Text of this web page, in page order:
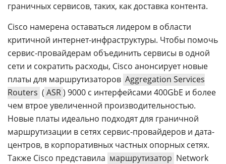
граничных сервисов, таких, как доставка контента.
Cisco намерена оставаться лидером в области
критичной интернет-инфраструктуры. Чтобы помочь
сервис-провайдерам объединить сервисы в одной
сети и сократить расходы, Cisco анонсирует новые
платы для маршрутизаторов Aggregation Services
Routers ( ASR) 9000 с интерфейсами 400GbE и более
чем втрое увеличенной производительностью.
Новые платы идеально подходят для граничной
маршрутизации в сетях сервис-провайдеров и дата-
центров, в корпоративных частных опорных сетях.
Также Cisco представила маршрутизатор Network